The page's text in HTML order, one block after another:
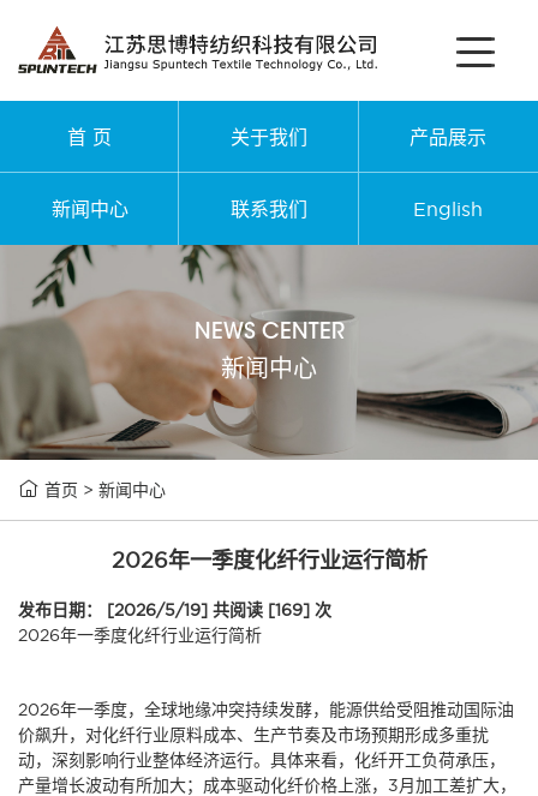
首 页 关于我们 产品展示
新闻中心 联系我们 English
NEWS CENTER
新闻中心
 首页 > 新闻中心
2026年一季度化纤行业运行简析
发布日期： [2026/5/19] 共阅读 [169] 次
2026年一季度化纤行业运行简析
2026年一季度，全球地缘冲突持续发酵，能源供给受阻推动国际油
价飙升，对化纤行业原料成本、生产节奏及市场预期形成多重扰
动，深刻影响行业整体经济运行。具体来看，化纤开工负荷承压，
产量增长波动有所加大；成本驱动化纤价格上涨，3月加工差扩大，